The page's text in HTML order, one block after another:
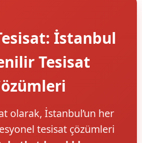
İstanbul
Tesisat
olarak, İstanbul’un her
tesisat çözümleri